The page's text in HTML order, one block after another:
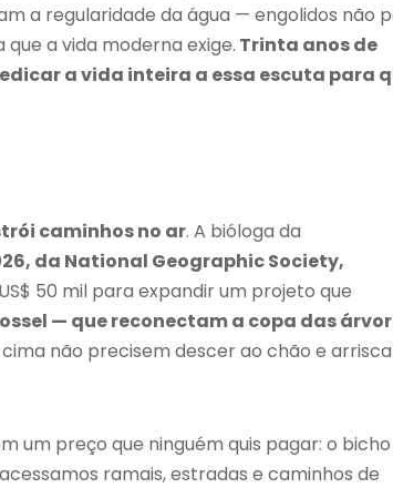
a regularidade da água — engolidos não
a vida moderna exige. Trinta anos de
a vida inteira a essa escuta para
caminhos no ar. A bióloga da
da National Geographic Society,
50 mil para expandir um projeto que
— que reconectam a copa das
não precisem descer ao chão e
um preço que ninguém quis pagar: o bicho
ramais, estradas e caminhos de